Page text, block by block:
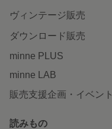
ヴィンテージ販売
ダウンロード販売
minne PLUS
minne LAB
販売支援企画・イベント
読みもの